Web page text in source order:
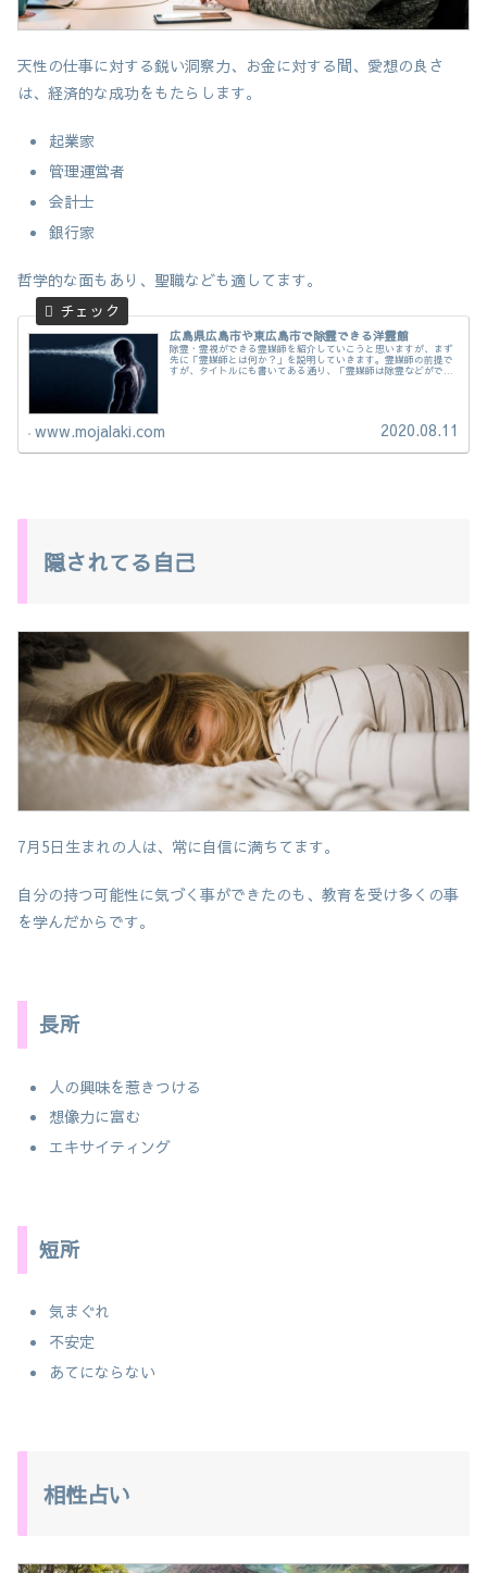
天性の仕事に対する鋭い洞察力、お金に対する間、愛想の良さ
は、経済的な成功をもたらします。
起業家
管理運営者
会計士
銀行家
哲学的な面もあり、聖職なども適してます。
広島県広島市や東広島市で除霊できる洋霊館
除霊・霊視ができる霊媒師を紹介していこうと思いますが、まず
先に「霊媒師とは何か？」を説明していきます。霊媒師の前提で
すが、タイトルにも書いてある通り、「霊媒師は除霊などができ
www.mojalaki.com 2020.08.11
隠されてる自己
7月5日生まれの人は、常に自信に満ちてます。
自分の持つ可能性に気づく事ができたのも、教育を受け多くの事
を学んだからです。
長所
人の興味を惹きつける
想像力に富む
エキサイティング
短所
気まぐれ
不安定
あてにならない
相性占い